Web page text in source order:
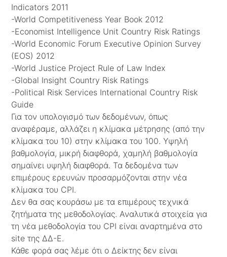
Indicators 2011
-World Competitiveness Year Book 2012
-Economist Intelligence Unit Country Risk Ratings
-World Economic Forum Executive Opinion Survey
(EOS) 2012
-World Justice Project Rule of Law Index
-Global Insight Country Risk Ratings
-Political Risk Services International Country Risk
Guide
Για τον υπολογισμό των δεδομένων, όπως
αναφέραμε, αλλάζει η κλίμακα μέτρησης (από την
κλίμακα του 10) στην κλίμακα του 100. Υψηλή
βαθμολογία, μικρή διαφθορά, χαμηλή βαθμολογία
σημαίνει υψηλή διαφθορά. Τα δεδομένα των
επιμέρους ερευνών προσαρμόζονται στην νέα
κλίμακα του CPI.
Δεν θα σας κουράσω με τα επιμέρους τεχνικά
ζητήματα της μεθοδολογίας. Αναλυτικά στοιχεία για
τη νέα μεθοδολογία του CPI είναι αναρτημένα στο
site της ΔΔ-Ε.
Κάθε φορά σας λέμε ότι ο Δείκτης δεν είναι